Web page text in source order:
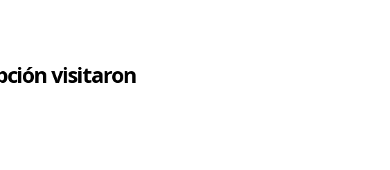
visitaron